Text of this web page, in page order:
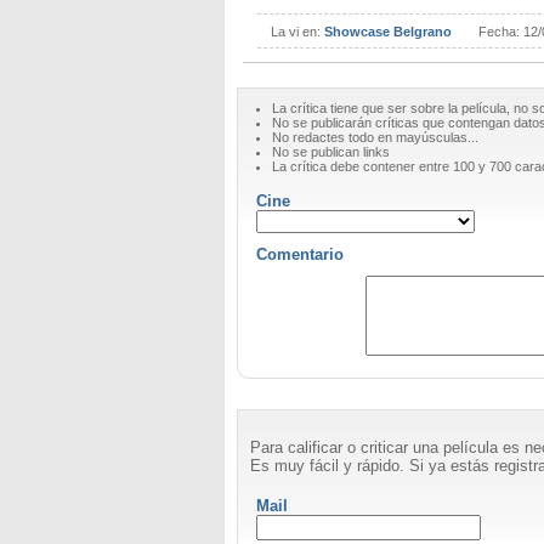
La vi en:Showcase Belgrano Fecha:
La crítica tiene que ser sobre la película, no
No se publicarán críticas que contengan
No redactes todo en mayúsculas...
No se publican links
La crítica debe contener entre 100 y 700
Cine
Comentario
Para calificar o criticar una película es
Es muy fácil y rápido. Si ya estás
Mail